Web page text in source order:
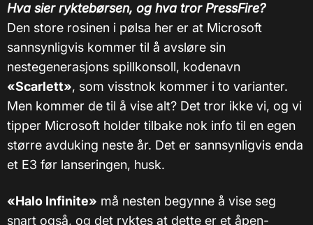
Hva sier ryktebørsen, og hva tror PressFire?
Den store rosinen i pølsa her er at Microsoft
sannsynligvis kommer til å avsløre sin
nestegenerasjons spillkonsoll, kodenavn
«Scarlett», som visstnok kommer i to varianter.
Men kommer de til å vise alt? Det tror ikke vi, og vi
tipper Microsoft holder tilbake nok info til en egen
større avduking neste år. Det er sannsynligvis enda
et E3 før lanseringen, husk.
«Halo Infinite» må nesten begynne å vise seg
snart også, og det ryktes at dette er et åpen-